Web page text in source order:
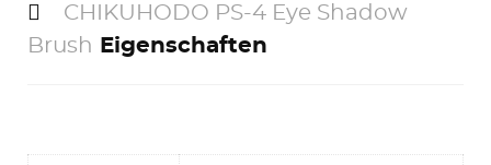
CHIKUHODO PS-4 Eye Shadow
Brush Eigenschaften